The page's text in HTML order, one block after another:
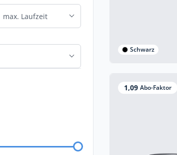
Schwarz
1,09 Abo-Faktor